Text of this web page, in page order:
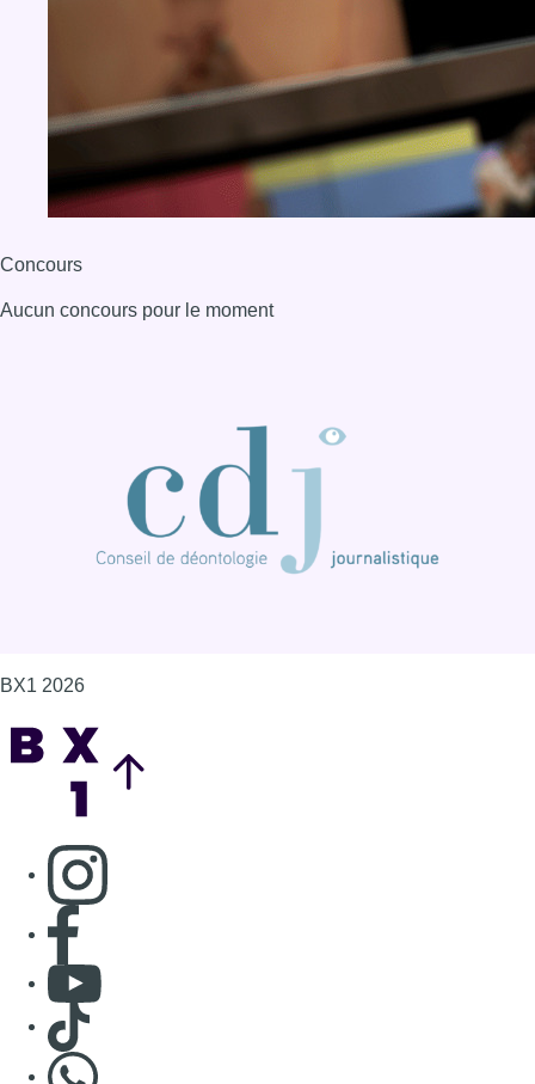
Concours
Aucun concours pour le moment
BX1 2026
Consulter page Instagram
Consulter page Facebook
Consulter Youtube
Consulter TikTok